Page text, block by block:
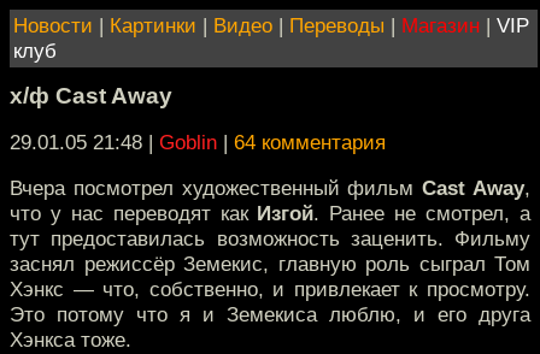
Новости | Картинки | Видео | Переводы | Магазин | VIP
клуб
х/ф Cast Away
29.01.05 21:48 | Goblin | 64 комментария
Вчера посмотрел художественный фильмCast Away,
что у нас переводят как Изгой. Ранее не смотрел, а
тут предоставилась возможность заценить. Фильму
заснял режиссёр Земекис, главную роль сыграл Том
Хэнкс — что, собственно, и привлекает к просмотру.
Это потому что я и Земекиса люблю, и его друга
Хэнкса тоже.